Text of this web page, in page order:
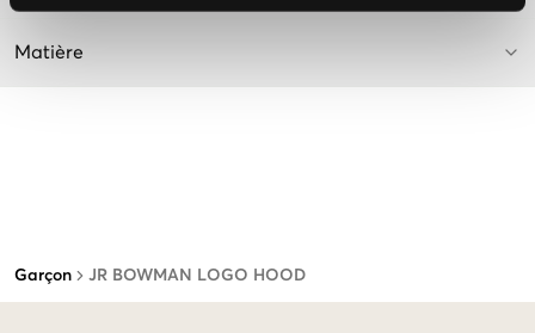
Garçon JR BOWMAN LOGO HOOD
Matière